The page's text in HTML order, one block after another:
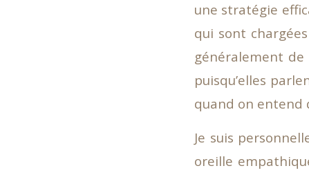
une stratégie
qui sont
généralement
puisqu’elles
quand on entend
Je suis
oreille